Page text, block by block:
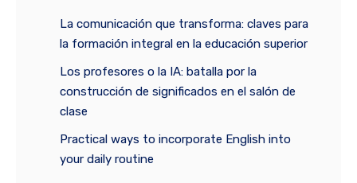
La comunicación que transforma: claves para
la formación integral en la educación superior
Los profesores o la IA: batalla por la
construcción de significados en el salón de
clase
Practical ways to incorporate English into
your daily routine